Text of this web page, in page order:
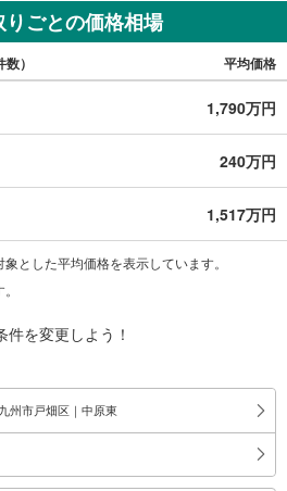
ごとの価格相場
） 平均価格
1,790万円
240万円
1,517万円
とした平均価格を表示しています。
件を変更しよう！
州市戸畑区｜中原東